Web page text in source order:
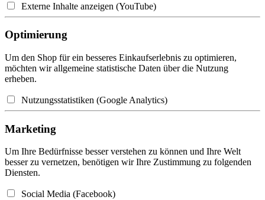
Externe Inhalte anzeigen (YouTube)
Optimierung
Um den Shop für ein besseres Einkaufserlebnis zu optimieren,
möchten wir allgemeine statistische Daten über die Nutzung
erheben.
Nutzungsstatistiken (Google Analytics)
Marketing
Um Ihre Bedürfnisse besser verstehen zu können und Ihre Welt
besser zu vernetzen, benötigen wir Ihre Zustimmung zu folgenden
Diensten.
Social Media (Facebook)